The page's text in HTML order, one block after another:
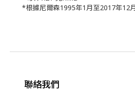
*根據尼爾森1995年1月至2017年12
聯絡我們